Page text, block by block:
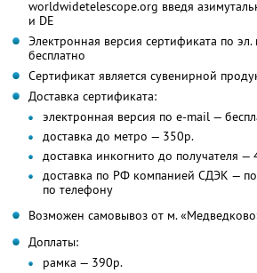
worldwidetelescope.org введя
и DE
Электронная версия сертификата по эл.
бесплатно
Сертификат является сувенирной
Доставка сертификата:
электронная версия по e-mail —
доставка до метро — 350р.
доставка инкогнито до получателя —
доставка по РФ компанией СДЭК —
по телефону
Возможен самовывоз от м.
Доплаты:
рамка — 390р.